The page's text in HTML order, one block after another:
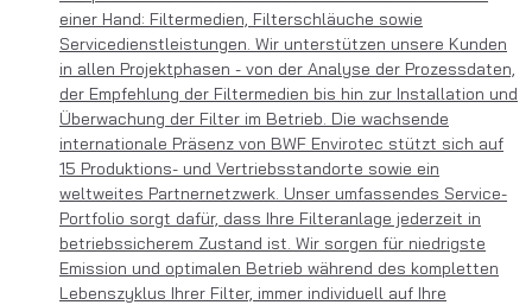
einer Hand: Filtermedien, Filterschläuche sowie
Servicedienstleistungen. Wir unterstützen unsere Kunden
in allen Projektphasen - von der Analyse der Prozessdaten,
der Empfehlung der Filtermedien bis hin zur Installation und
Überwachung der Filter im Betrieb. Die wachsende
internationale Präsenz von BWF Envirotec stützt sich auf
15 Produktions- und Vertriebsstandorte sowie ein
weltweites Partnernetzwerk. Unser umfassendes Service-
Portfolio sorgt dafür, dass Ihre Filteranlage jederzeit in
betriebssicherem Zustand ist. Wir sorgen für niedrigste
Emission und optimalen Betrieb während des kompletten
Lebenszyklus Ihrer Filter, immer individuell auf Ihre